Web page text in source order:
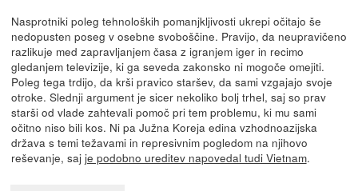
Nasprotniki poleg tehnoloških pomanjkljivosti ukrepi očitajo še
nedopusten poseg v osebne svoboščine. Pravijo, da neupravičeno
razlikuje med zapravljanjem časa z igranjem iger in recimo
gledanjem televizije, ki ga seveda zakonsko ni mogoče omejiti.
Poleg tega trdijo, da krši pravico staršev, da sami vzgajajo svoje
otroke. Slednji argument je sicer nekoliko bolj trhel, saj so prav
starši od vlade zahtevali pomoč pri tem problemu, ki mu sami
očitno niso bili kos. Ni pa Južna Koreja edina vzhodnoazijska
država s temi težavami in represivnim pogledom na njihovo
reševanje, saj je podobno ureditev napovedal tudi Vietnam.